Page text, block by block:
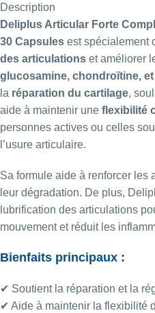
Description
Deliplus Articular Forte
30 Capsules est spécialement
des articulations et améliorer
glucosamine, chondroïtine, et
la réparation du cartilage,
aide à maintenir une flexibilité
personnes actives ou celles
l’usure articulaire.
Sa formule aide à renforcer les
leur dégradation. De plus,
lubrification des articulations
mouvement et réduit les
Bienfaits principaux :
✔ Soutient la réparation et la
✔ Aide à maintenir la flexibilité